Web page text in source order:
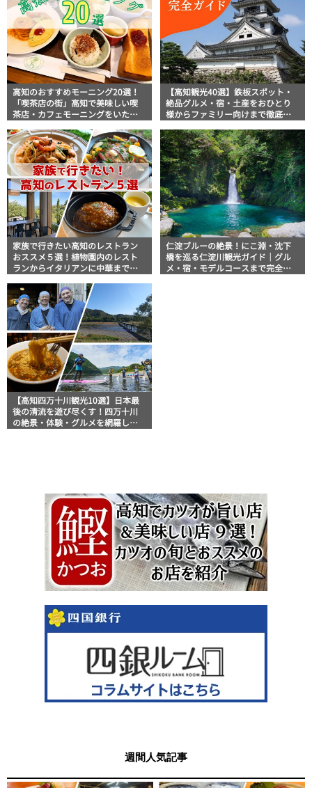
高知のおすすめモーニング20選！
「喫茶店の街」高知で美味しい喫
茶店・カフェモーニングをいただ
【高知観光40選】鉄板スポット・
絶品グルメ・宿・土産をおひとり
様からファミリー向けまで徹底解
家族で行きたい高知のレストラン
おススメ５選！植物園内のレスト
ランからイタリアンに中華まで楽
仁淀ブルーの絶景！にこ淵・沈下
橋を巡る仁淀川観光ガイド｜グル
メ・宿・モデルコースまで完全網
【高知四万十川観光10選】日本最
後の清流を遊び尽くす！四万十川
の絶景・体験・グルメを網羅した
週間人気記事